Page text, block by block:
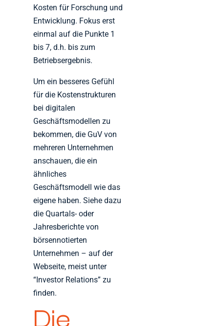
Kosten für Forschung und
Entwicklung. Fokus erst
einmal auf die Punkte 1
bis 7, d.h. bis zum
Betriebsergebnis.
Um ein besseres Gefühl
für die Kostenstrukturen
bei digitalen
Geschäftsmodellen zu
bekommen, die GuV von
mehreren Unternehmen
anschauen, die ein
ähnliches
Geschäftsmodell wie das
eigene haben. Siehe dazu
die Quartals- oder
Jahresberichte von
börsennotierten
Unternehmen – auf der
Webseite, meist unter
“Investor Relations” zu
finden.
Die